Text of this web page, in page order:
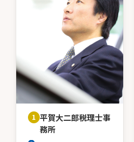
1 平賀大二郎税理士事
務所